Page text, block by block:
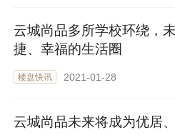
云城尚品多所学校环绕，
捷、幸福的生活圈
楼盘快讯 2021-01-28
云城尚品未来将成为优居